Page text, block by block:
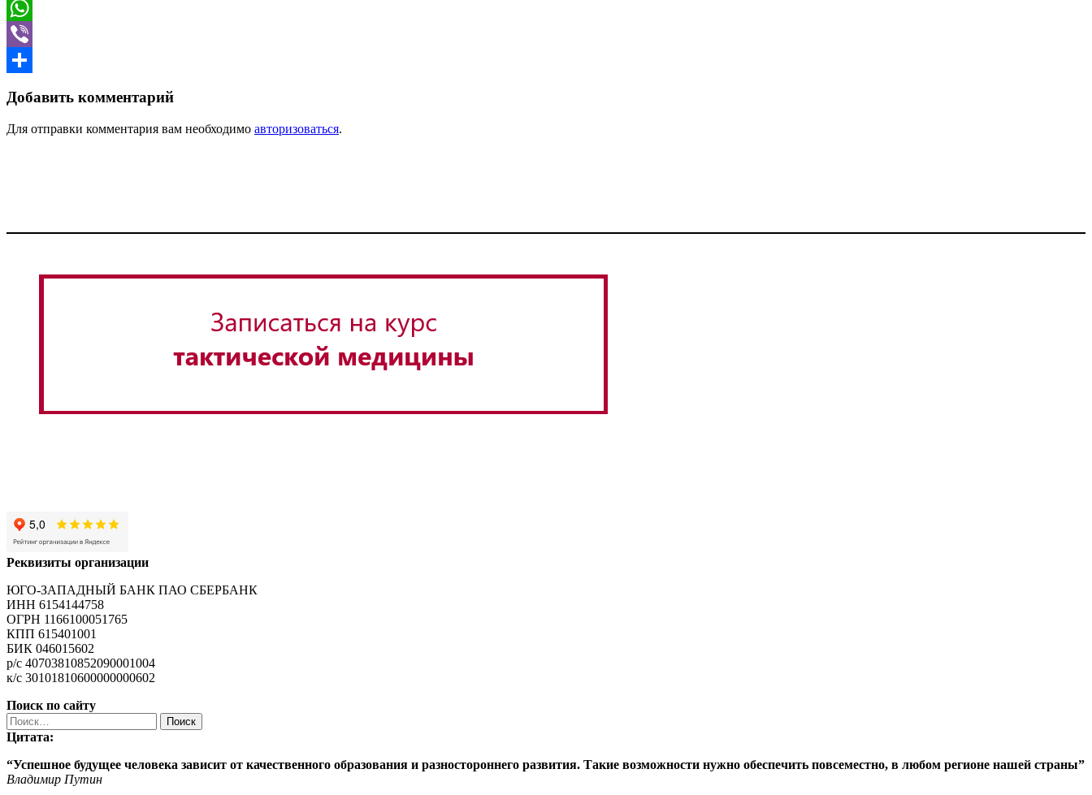
Telegram
WhatsApp
Viber
Добавить комментарий
Для отправки комментария вам необходимо авторизоваться.
Реквизиты организации
ЮГО-ЗАПАДНЫЙ БАНК ПАО СБЕРБАНК
ИНН 6154144758
ОГРН 1166100051765
КПП 615401001
БИК 046015602
р/с 40703810852090001004
к/с 30101810600000000602
Поиск по сайту
Найти:
Цитата:
“Успешное будущее человека зависит от качественного образования и разностороннего развития. Такие возможности нужно обеспечить повсеместно, в любом регионе нашей страны”
Владимир Путин